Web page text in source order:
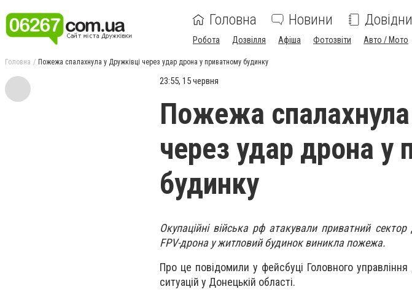
Головна Новини
Робота Дозвілля Афіша Фотозвіти Авто / Мото
Головна Пожежа спалахнула у Дружківці через удар дрона у приватному будинку
23:55, 15 червня
Пожежа
через удар дрона у
будинку
Окупаційні війська рф атакували приватний
FPV-дрона у житловий будинок виникла пожежа.
Про це повідомили у фейсбуці Головного
ситуацій у Донецькій області.